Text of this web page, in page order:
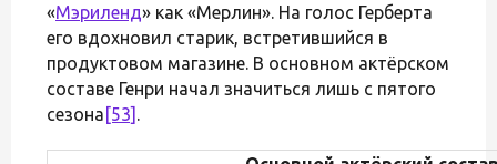
«Мэриленд» как «Мерлин». На голос Герберта
его вдохновил старик, встретившийся в
продуктовом магазине. В основном актёрском
составе Генри начал значиться лишь с пятого
сезона [53] .